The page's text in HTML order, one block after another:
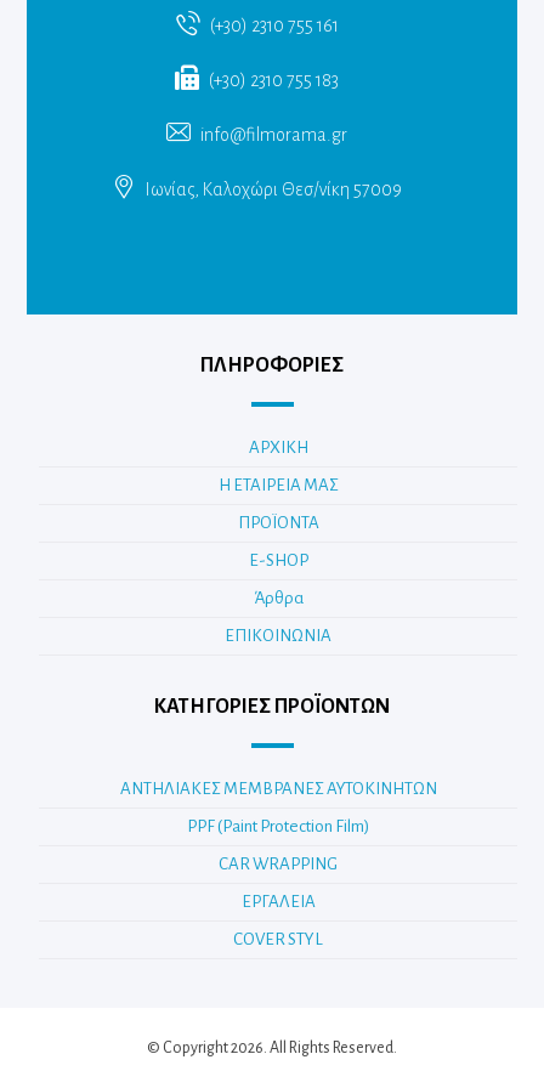
(+30) 2310 755 161
(+30) 2310 755 183
info@filmorama.gr
Ιωνίας, Καλοχώρι Θεσ/νίκη 57009
ΠΛΗΡΟΦΟΡΙΕΣ
ΑΡΧΙΚΗ
Η ΕΤΑΙΡΕΙΑ ΜΑΣ
ΠΡΟΪΟΝΤΑ
E-SHOP
Άρθρα
ΕΠΙΚΟΙΝΩΝΙΑ
ΚΑΤΗΓΟΡΊΕΣ ΠΡΟΪΌΝΤΩΝ
ΑΝΤΗΛΙΑΚΕΣ ΜΕΜΒΡΑΝΕΣ ΑΥΤΟΚΙΝΗΤΩΝ
PPF (Paint Protection Film)
CAR WRAPPING
ΕΡΓΑΛΕΙΑ
COVER STYL
© Copyright 2026. All Rights Reserved.